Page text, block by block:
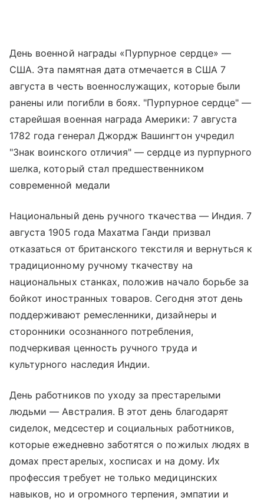
День военной награды «Пурпурное сердце» —
США. Эта памятная дата отмечается в США 7
августа в честь военнослужащих, которые были
ранены или погибли в боях. "Пурпурное сердце" —
старейшая военная награда Америки: 7 августа
1782 года генерал Джордж Вашингтон учредил
"Знак воинского отличия" — сердце из пурпурного
шелка, который стал предшественником
современной медали
Национальный день ручного ткачества — Индия. 7
августа 1905 года Махатма Ганди призвал
отказаться от британского текстиля и вернуться к
традиционному ручному ткачеству на
национальных станках, положив начало борьбе за
бойкот иностранных товаров. Сегодня этот день
поддерживают ремесленники, дизайнеры и
сторонники осознанного потребления,
подчеркивая ценность ручного труда и
культурного наследия Индии.
День работников по уходу за престарелыми
людьми — Австралия. В этот день благодарят
сиделок, медсестер и социальных работников,
которые ежедневно заботятся о пожилых людях в
домах престарелых, хосписах и на дому. Их
профессия требует не только медицинских
навыков, но и огромного терпения, эмпатии и